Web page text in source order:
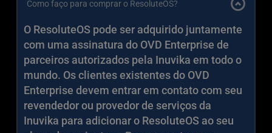
Funciona em muitos tipos de hardware
baixa potência que não podem ser
atualizados para o sistema operacional
mais recente. O suporte para dispositivos
baseados em ARM64, como o Raspberry
Pi, será oferecido em uma data posterior.
É gerenciado de forma centralizada com
atualizações e reversões de software
dispositivo, por mês, com um MSRP de $2,99
USD.  Os parceiros autorizados pela Inuvika
podem ter preços diferentes.
Como faço para comprar o ResoluteOS?
O ResoluteOS pode ser adquirido juntamente
com uma assinatura do OVD Enterprise de
parceiros autorizados pela Inuvika em todo o
mundo. Os clientes existentes do OVD
Enterprise devem entrar em contato com seu
revendedor ou provedor de serviços da
Inuvika para adicionar o ResoluteOS ao seu